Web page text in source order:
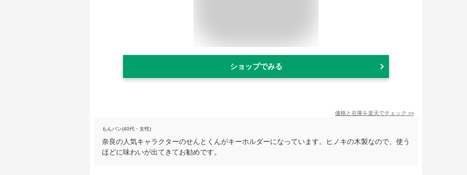
ショップでみる
価格と在庫を楽天でチェック >>
もんパン(40代・女性)
奈良の人気キャラクターのせんとくんがキーホルダーになっています。ヒノキの木製なので、使う
ほどに味わいが出てきてお勧めです。